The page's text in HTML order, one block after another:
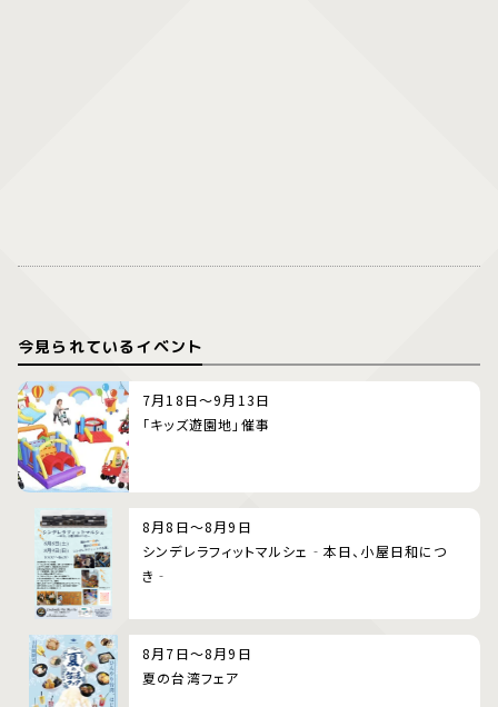
今見られているイベント
7月18日～9月13日
「キッズ遊園地」催事
8月8日～8月9日
シンデレラフィットマルシェ‐本日、小屋日和につ
き‐
8月7日～8月9日
夏の台湾フェア